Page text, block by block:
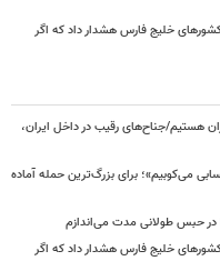
خلیج فارس هشدار داد که اگر
هستیم/جناح‌های رقیب در داخل ایران،
می‌کوبیم»؛ برای بزرگ‌ترین حمله آماده
حبس طولانی مدت می‌اندازم
خلیج فارس هشدار داد که اگر